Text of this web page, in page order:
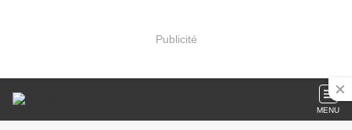
Publicité
MENU